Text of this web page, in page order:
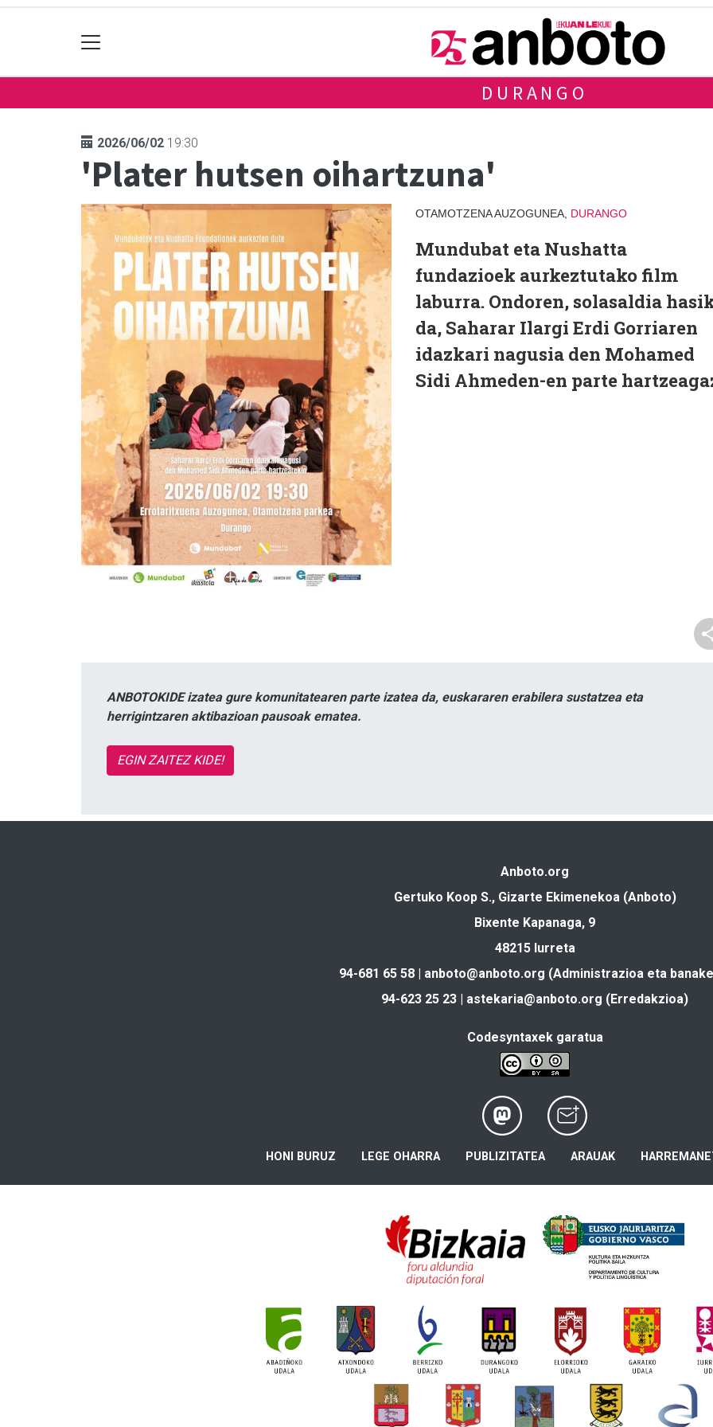
DURANGO
2026/06/02 19:30
'Plater hutsen oihartzuna'
OTAMOTZENA AUZOGUNEA, DURANGO
Mundubat eta Nushatta
fundazioek aurkeztutako film
laburra. Ondoren, solasaldia
da, Saharar Ilargi Erdi Gorriaren
idazkari nagusia den Mohamed
Sidi Ahmeden-en parte
ANBOTOKIDE izatea gure komunitatearen parte izatea da, euskararen erabilera sustatzea eta
herrigintzaren aktibazioan pausoak ematea.
EGIN ZAITEZ KIDE!
Anboto.org
Gertuko Koop S., Gizarte Ekimenekoa (Anboto)
Bixente Kapanaga, 9
48215 Iurreta
94-681 65 58 | anboto@anboto.org (Administrazioa eta
94-623 25 23 | astekaria@anboto.org (Erredakzioa)
Codesyntaxek garatua
HONI BURUZ LEGE OHARRA PUBLIZITATEA ARAUAK